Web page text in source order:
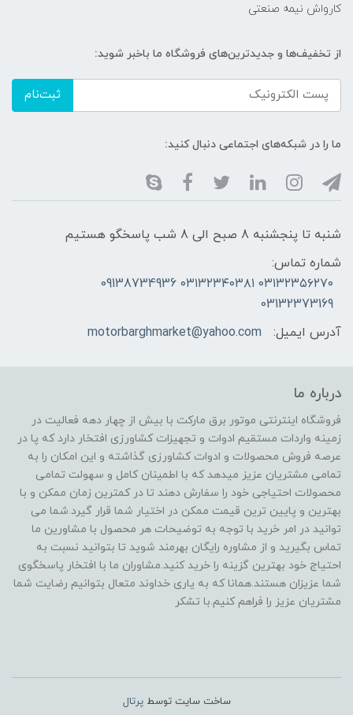
کارواش نیمه صنعتی
از تخفیف‌ها و جدیدترین‌های فروشگاه ما باخبر شوید:
ثبت‌نام
ما را در شبکه‌های اجتماعی دنبال کنید:
شنبه تا پنجشنبه 8 صبح الی 8 شب پاسخگو هستیم
شماره تماس:
۰۳۱۳۲۳۵۶۲۷۰ ۰۳۱۳۲۳۴۰۳۸۱ 09138734936
03132373169
آدرس ایمیل:
motorbarghmarket@yahoo.com
درباره ما
فروشگاه اینترنتی موتور برق مارکت با بیش از چهار دهه فعالیت در
زمینه واردات مستقیم ادوات و تجهیزات کشاورزی افتخار دارد که پا در
عرصه فروش محصولات و ادوات کشاورزی گذاشته و این امکان را به
تمامی مشتریان عزیز میدهد که با اطمینان کامل و سهولت تمامی
محصولات احتیاجی خود را سفارش دهند تا در کمترین زمان ممکن و با
بهترین و پایین ترین قیمت ممکن در اختیار شما قرار گیرد.شما می
توانید در امر خرید با توجه به توضیحات هر محصول با مشاورین ما
تماس بگیرید و از مشاوره رایگان بهرمند شوید تا بتوانید نسبت به
احتیاج خود بهترین گزینه را خرید کنید.مشاوران ما با افتخار پاسخگوی
شما عزیزان هستند.همانا که به یاری خداوند متعال بتوانیم رضایت شما
مشتریان عزیز را فراهم کنیم.با تشکر
ساخت سایت توسطپرتال